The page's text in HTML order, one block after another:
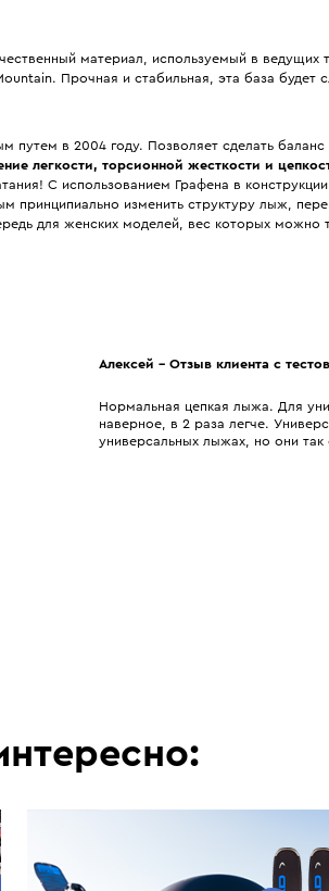
материал, используемый в ведущих
Прочная и стабильная, эта база будет
в 2004 году. Позволяет сделать
легкости, торсионной жесткости и
С использованием Графена в
принципиально изменить структуру лыж,
для женских моделей, вес которых можно
Алексей - Отзыв клиента с
Нормальная цепкая лыжа. Для
наверное, в 2 раза легче.
универсальных лыжах, но они так